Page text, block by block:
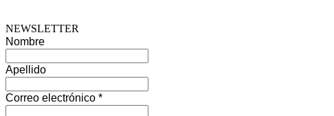
NEWSLETTER
Nombre
Apellido
Correo electrónico *